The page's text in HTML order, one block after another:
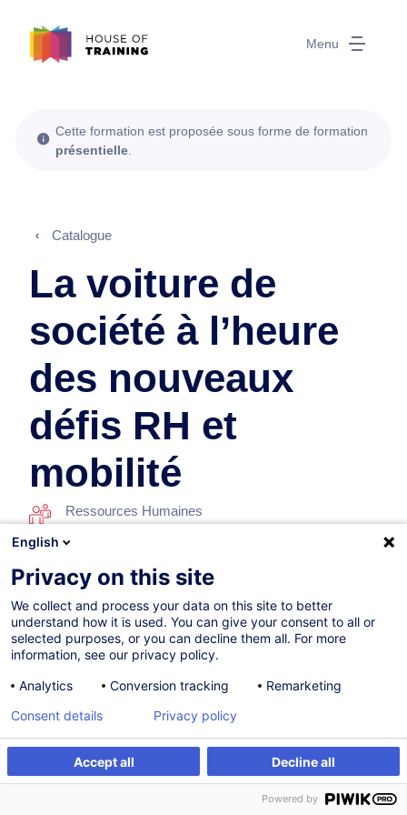
Menu
Être alerté Formation sur mesure
Cette formation est proposée sous forme de formation
présentielle
Catalogue
La voiture de
société à l’heure
des nouveaux
défis RH et
mobilité
Ressources Humaines
En collaboration avec:
8h
Formation présentielle
English
Privacy on this site
We collect and process your data on this site to better
understand how it is used. You can give your consent to all or
selected purposes, or you can decline them all. For more
information, see our privacy policy.
Analytics
Conversion tracking Remarketing
Accept all Decline all
Consent details Privacy policy
Powered by